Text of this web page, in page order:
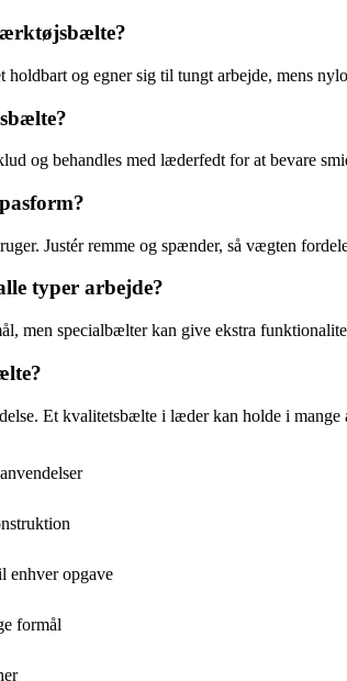
og egner sig til tungt arbejde, mens
og behandles med læderfedt for at bevare
Justér remme og spænder, så vægten
typer arbejde?
men specialbælter kan give ekstra
Et kvalitetsbælte i læder kan holde i mange
opgave
formål